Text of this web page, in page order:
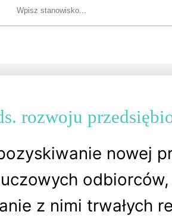
rozwoju
nowej
z nimi trwałych